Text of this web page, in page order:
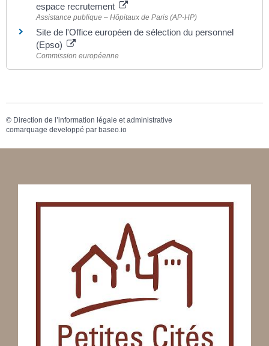
espace recrutement
Assistance publique – Hôpitaux de Paris (AP-HP)
Site de l'Office européen de sélection du personnel
(Epso)
Commission européenne
© Direction de l’information légale et administrative
comarquage developpé par baseo.io